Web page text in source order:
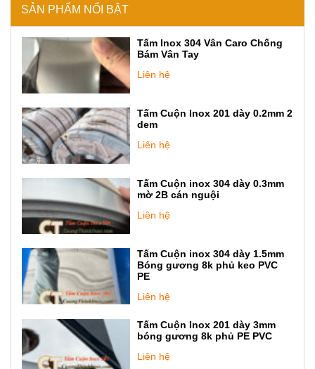
SẢN PHẨM NỔI BẬT
Tấm Inox 304 Vân Caro Chống
Bám Vân Tay
Liên hệ
Tấm Cuộn Inox 201 dày 0.2mm 2
dem
Liên hệ
Tấm Cuộn inox 304 dày 0.3mm
mờ 2B cán nguội
Liên hệ
Tấm Cuộn inox 304 dày 1.5mm
Bóng gương 8k phủ keo PVC
PE
Liên hệ
Tấm Cuộn Inox 201 dày 3mm
bóng gương 8k phủ PE PVC
Liên hệ